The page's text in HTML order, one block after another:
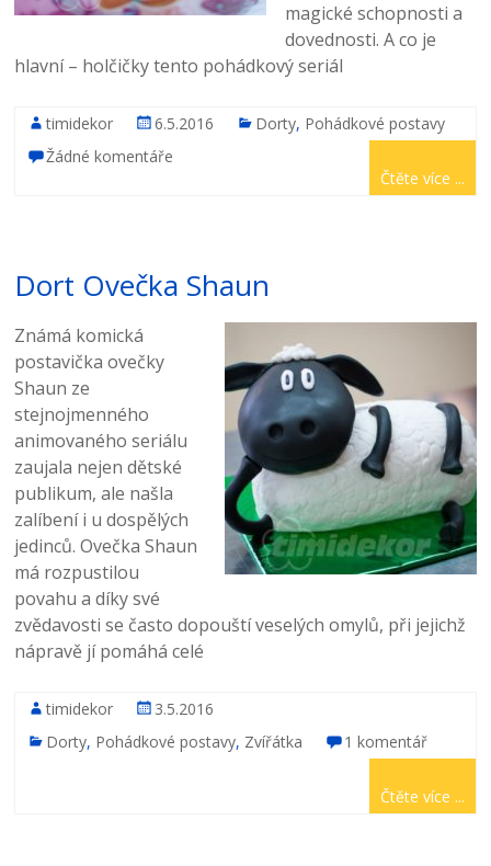
magické schopnosti a
dovednosti. A co je
hlavní – holčičky tento pohádkový seriál
timidekor 6.5.2016 Dorty, Pohádkové postavy
Žádné komentáře
Čtěte více ...
Dort Ovečka Shaun
Známá komická
postavička ovečky
Shaun ze
stejnojmenného
animovaného seriálu
zaujala nejen dětské
publikum, ale našla
zalíbení i u dospělých
jedinců. Ovečka Shaun
má rozpustilou
povahu a díky své
zvědavosti se často dopouští veselých omylů, při jejichž
nápravě jí pomáhá celé
timidekor
3.5.2016
Dorty, Pohádkové postavy, Zvířátka 1 komentář
Čtěte více ...